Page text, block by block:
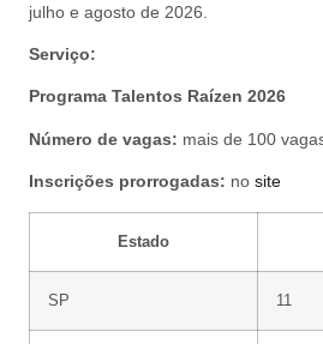
julho e agosto de 2026.
Serviço:
Programa Talentos Raízen 2026
Número de vagas: mais de 100
Inscrições prorrogadas: no site
Estado
SP 11